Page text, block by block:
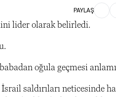
PAYLAŞ
lider olarak belirledi.
oğula geçmesi
saldırıları neticesinde